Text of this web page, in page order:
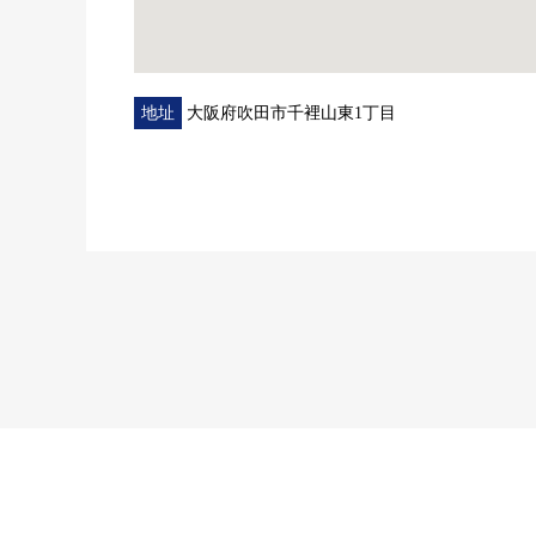
地址 大阪府吹田市千裡山東1丁目